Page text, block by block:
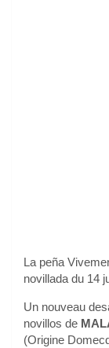
La peña
novillada du 14
Un nouveau
novillos de
(Origine